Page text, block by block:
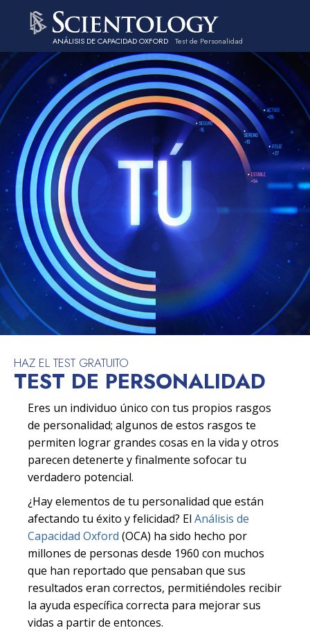
ANÁLISIS DE CAPACIDAD OXFORD Test de Personalidad
HAZ EL TEST GRATUITO
TEST DE PERSONALIDAD
Eres un individuo único con tus propios rasgos
de personalidad; algunos de estos rasgos te
permiten lograr grandes cosas en la vida y otros
parecen detenerte y finalmente sofocar tu
verdadero potencial.
¿Hay elementos de tu personalidad que están
afectando tu éxito y felicidad? El Análisis de
Capacidad Oxford (OCA) ha sido hecho por
millones de personas desde 1960 con muchos
que han reportado que pensaban que sus
resultados eran correctos, permitiéndoles recibir
la ayuda específica correcta para mejorar sus
vidas a partir de entonces.